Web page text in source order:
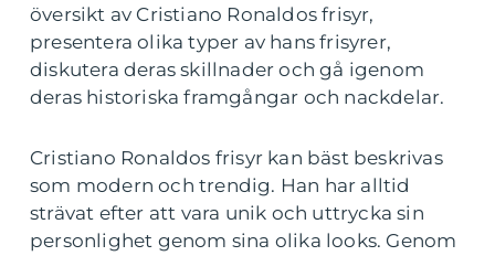
översikt av Cristiano Ronaldos frisyr,
presentera olika typer av hans frisyrer,
diskutera deras skillnader och gå igenom
deras historiska framgångar och nackdelar.
Cristiano Ronaldos frisyr kan bäst beskrivas
som modern och trendig. Han har alltid
strävat efter att vara unik och uttrycka sin
personlighet genom sina olika looks. Genom